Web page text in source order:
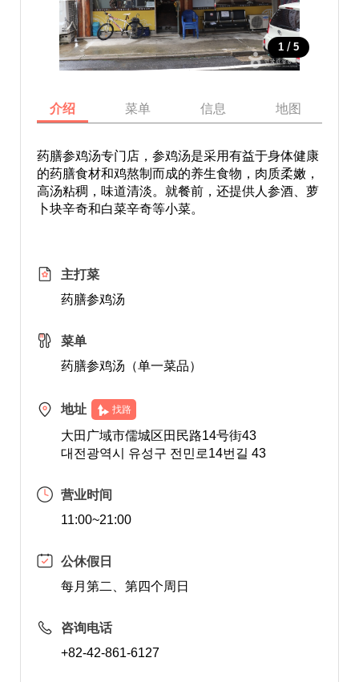
1 / 5
介绍 菜单 信息 地图
药膳参鸡汤专门店，参鸡汤是采用有益于身体健康
的药膳食材和鸡熬制而成的养生食物，肉质柔嫩，
高汤粘稠，味道清淡。就餐前，还提供人参酒、萝
卜块辛奇和白菜辛奇等小菜。
主打菜
药膳参鸡汤
菜单
药膳参鸡汤（单一菜品）
地址 找路
大田广域市儒城区田民路14号街43
대전광역시 유성구 전민로14번길 43
营业时间
11:00~21:00
公休假日
每月第二、第四个周日
咨询电话
+82-42-861-6127